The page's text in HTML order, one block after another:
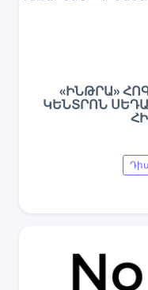
«ԻՆԹՐԱ»
ԿԵՆՏՐՈՆ